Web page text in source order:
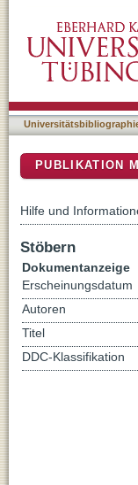
body plan
PUBLIKATION
Hilfe und
Stöbern
Dokumentanzeige
Erscheinungsdatum
Autoren
Titel
DDC-Klassifikation